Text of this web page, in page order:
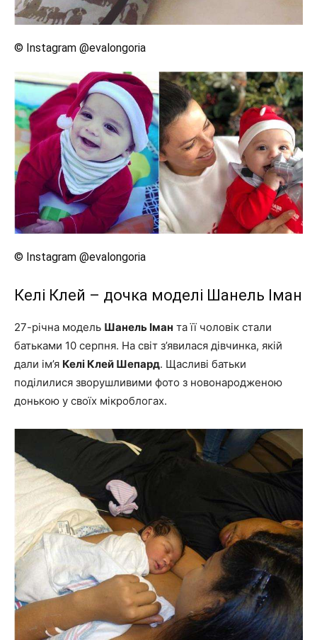
© Instagram @evalongoria
© Instagram @evalongoria
Келі Клей – дочка моделі Шанель Іман
27-річна модель Шанель Іман та її чоловік стали
батьками 10 серпня. На світ з’явилася дівчинка, якій
дали ім’я Келі Клей Шепард. Щасливі батьки
поділилися зворушливими фото з новонародженою
донькою у своїх мікроблогах.